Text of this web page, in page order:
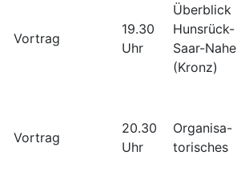
Vortrag
19.30
Uhr
Überblick
Hunsrück-
Saar-Nahe
(Kronz)
Vortrag
20.30
Uhr
Organisa-
torisches